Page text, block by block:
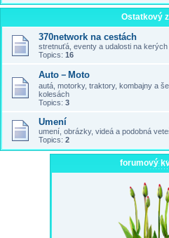
Ostatkový
370network na cestách
stretnuťá, eventy a udalosti na
Topics: 16
Auto－Moto
autá, motorky, traktory, kombajny a
kolesách
Topics: 3
Umení
umení, obrázky, videá a podobná
Topics: 2
forumový